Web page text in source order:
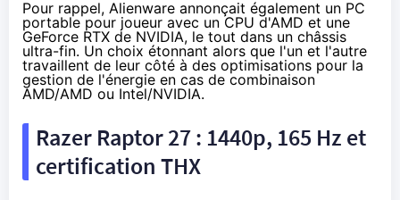
Pour rappel, Alienware annonçait également un PC
portable pour joueur avec un CPU d'AMD et une
GeForce RTX de NVIDIA, le tout dans un châssis
ultra-fin. Un choix étonnant alors que l'un et l'autre
travaillent de leur côté à des optimisations pour la
gestion de l'énergie en cas de combinaison
AMD/AMD ou Intel/NVIDIA.
Razer Raptor 27 : 1440p, 165 Hz et
certification THX